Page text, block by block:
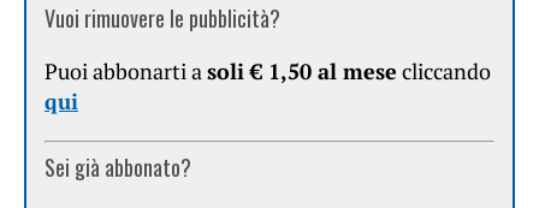
Vuoi rimuovere le pubblicità?
Puoi abbonarti asoli € 1,50 al mese cliccando
qui
Sei già abbonato?